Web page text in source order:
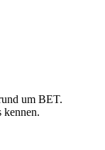
um BET.
kennen.